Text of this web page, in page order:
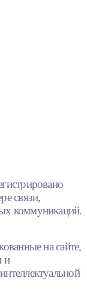
связи,
коммуникаций.
на сайте,
и